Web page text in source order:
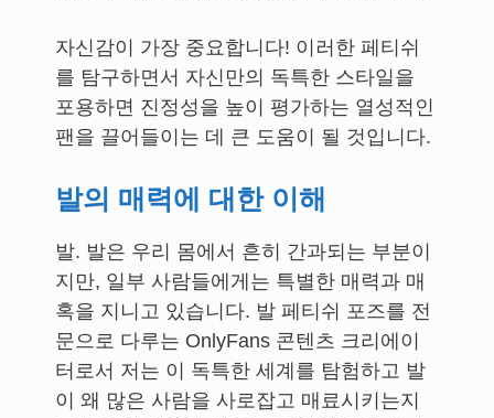
자신감이 가장 중요합니다! 이러한 페티쉬
를 탐구하면서 자신만의 독특한 스타일을
포용하면 진정성을 높이 평가하는 열성적인
팬을 끌어들이는 데 큰 도움이 될 것입니다.
발의 매력에 대한 이해
발. 발은 우리 몸에서 흔히 간과되는 부분이
지만, 일부 사람들에게는 특별한 매력과 매
혹을 지니고 있습니다. 발 페티쉬 포즈를 전
문으로 다루는 OnlyFans 콘텐츠 크리에이
터로서 저는 이 독특한 세계를 탐험하고 발
이 왜 많은 사람을 사로잡고 매료시키는지